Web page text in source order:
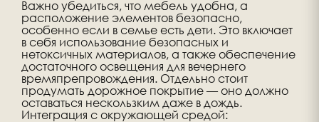
Важно убедиться, что мебель удобна, а
расположение элементов безопасно,
особенно если в семье есть дети. Это включает
в себя использование безопасных и
нетоксичных материалов, а также обеспечение
достаточного освещения для вечернего
времяпрепровождения. Отдельно стоит
продумать дорожное покрытие — оно должно
оставаться нескользким даже в дождь.
Интеграция с окружающей средой: